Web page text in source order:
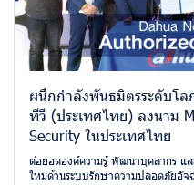
ผนึกกำลังพันธมิตรระดับโล
ทีวี (ประเทศไทย) ลงนาม
Security ในประเทศไทย
ต่อยอดองค์ความรู้ พัฒนาบุคลากร แ
ใหม่ด้านระบบรักษาความปลอดภัยอั